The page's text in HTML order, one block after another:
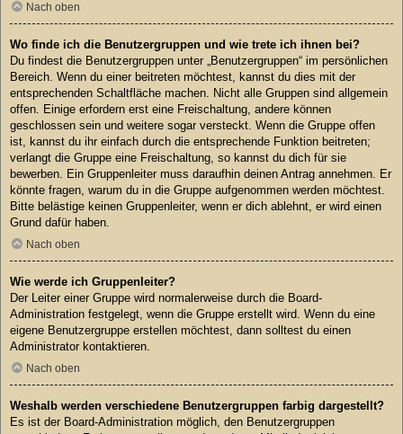
Nach oben
Wo finde ich die Benutzergruppen und wie trete ich ihnen bei?
Du findest die Benutzergruppen unter „Benutzergruppen“ im persönlichen
Bereich. Wenn du einer beitreten möchtest, kannst du dies mit der
entsprechenden Schaltfläche machen. Nicht alle Gruppen sind allgemein
offen. Einige erfordern erst eine Freischaltung, andere können
geschlossen sein und weitere sogar versteckt. Wenn die Gruppe offen
ist, kannst du ihr einfach durch die entsprechende Funktion beitreten;
verlangt die Gruppe eine Freischaltung, so kannst du dich für sie
bewerben. Ein Gruppenleiter muss daraufhin deinen Antrag annehmen. Er
könnte fragen, warum du in die Gruppe aufgenommen werden möchtest.
Bitte belästige keinen Gruppenleiter, wenn er dich ablehnt, er wird einen
Grund dafür haben.
Nach oben
Wie werde ich Gruppenleiter?
Der Leiter einer Gruppe wird normalerweise durch die Board-
Administration festgelegt, wenn die Gruppe erstellt wird. Wenn du eine
eigene Benutzergruppe erstellen möchtest, dann solltest du einen
Administrator kontaktieren.
Nach oben
Weshalb werden verschiedene Benutzergruppen farbig dargestellt?
Es ist der Board-Administration möglich, den Benutzergruppen